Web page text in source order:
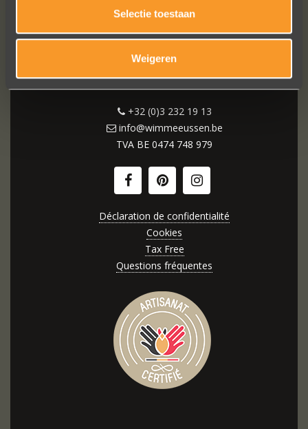
Selectie toestaan
Weigeren
Wijngaardstraat 11
2000 Anvers (Belgique)
+32 (0)3 232 19 13
info@wimmeeussen.be
TVA BE 0474 748 979
Déclaration de confidentialité
Cookies
Tax Free
Questions fréquentes